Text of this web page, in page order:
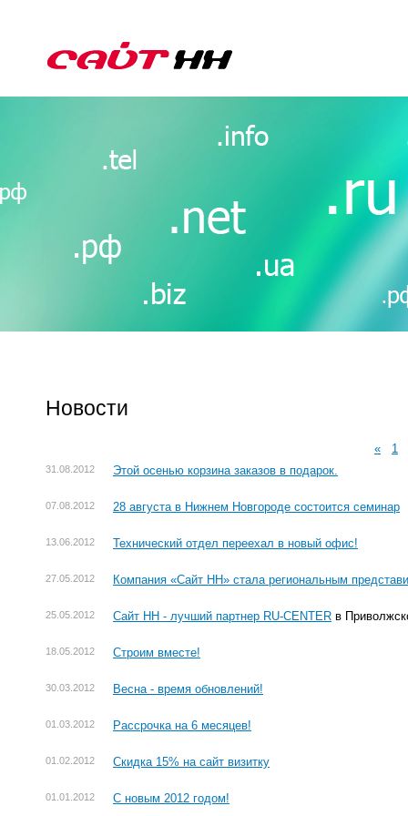
Новости
« 1
31.08.2012 Этой осенью корзина заказов в подарок.
07.08.2012 28 августа в Нижнем Новгороде состоится семинар
13.06.2012 Технический отдел переехал в новый офис!
27.05.2012 Компания «Сайт НН» стала региональным
25.05.2012 Сайт НН - лучший партнер RU-CENTER в
18.05.2012 Строим вместе!
30.03.2012 Весна - время обновлений!
01.03.2012 Рассрочка на 6 месяцев!
01.02.2012 Скидка 15% на сайт визитку
01.01.2012 С новым 2012 годом!